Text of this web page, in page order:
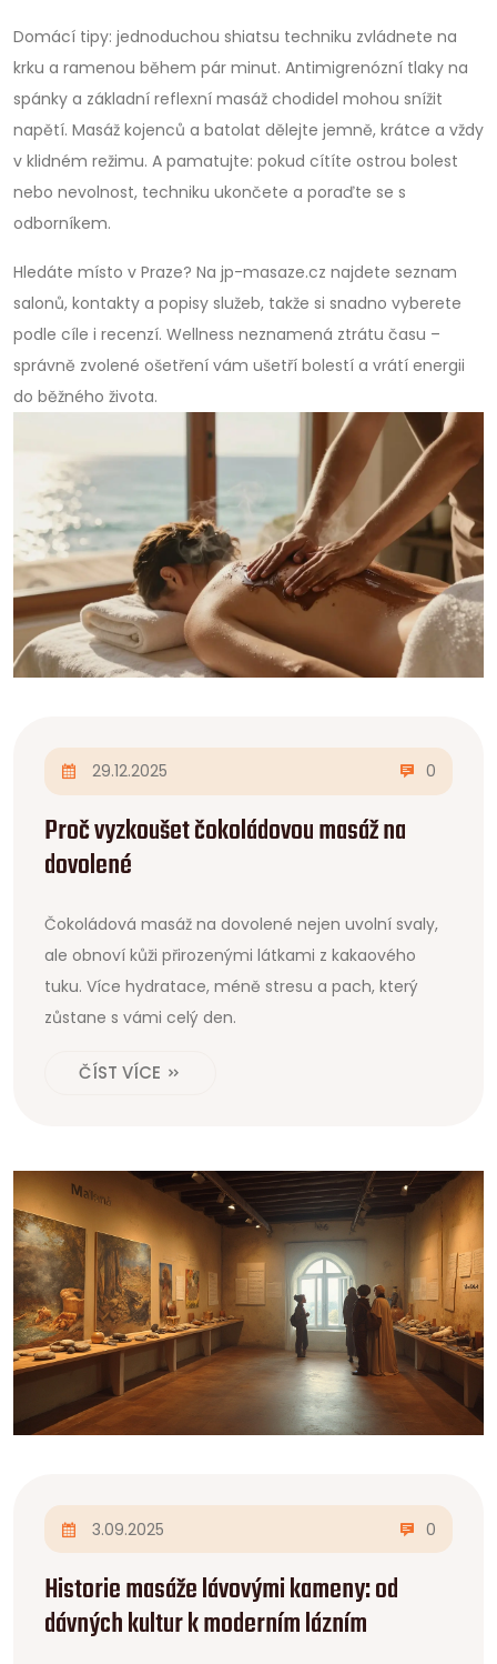
Domácí tipy: jednoduchou shiatsu techniku zvládnete na
krku a ramenou během pár minut. Antimigrenózní tlaky na
spánky a základní reflexní masáž chodidel mohou snížit
napětí. Masáž kojenců a batolat dělejte jemně, krátce a vždy
v klidném režimu. A pamatujte: pokud cítíte ostrou bolest
nebo nevolnost, techniku ukončete a poraďte se s
odborníkem.
Hledáte místo v Praze? Na jp-masaze.cz najdete seznam
salonů, kontakty a popisy služeb, takže si snadno vyberete
podle cíle i recenzí. Wellness neznamená ztrátu času –
správně zvolené ošetření vám ušetří bolestí a vrátí energii
do běžného života.
29.12.2025 0
Proč vyzkoušet čokoládovou masáž na
dovolené
Čokoládová masáž na dovolené nejen uvolní svaly,
ale obnoví kůži přirozenými látkami z kakaového
tuku. Více hydratace, méně stresu a pach, který
zůstane s vámi celý den.
ČÍST VÍCE
3.09.2025 0
Historie masáže lávovými kameny: od
dávných kultur k moderním lázním